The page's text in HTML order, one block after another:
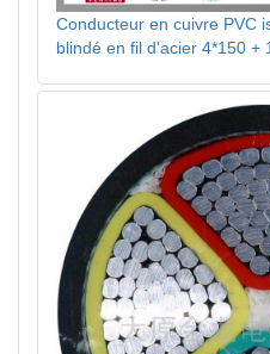
Conducteur en cuivre PVC
blindé en fil d'acier 4*150 +